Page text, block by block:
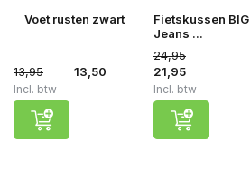
Voet rusten zwart
13,95 13,50
Incl. btw
Fietskussen BIG
Jeans ...
24,95
21,95
Incl. btw